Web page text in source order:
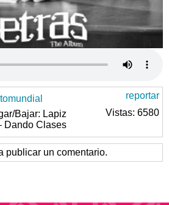
Bajar: Lapiz
Dando Clases
reportar
Vistas: 6580
publicar un comentario.